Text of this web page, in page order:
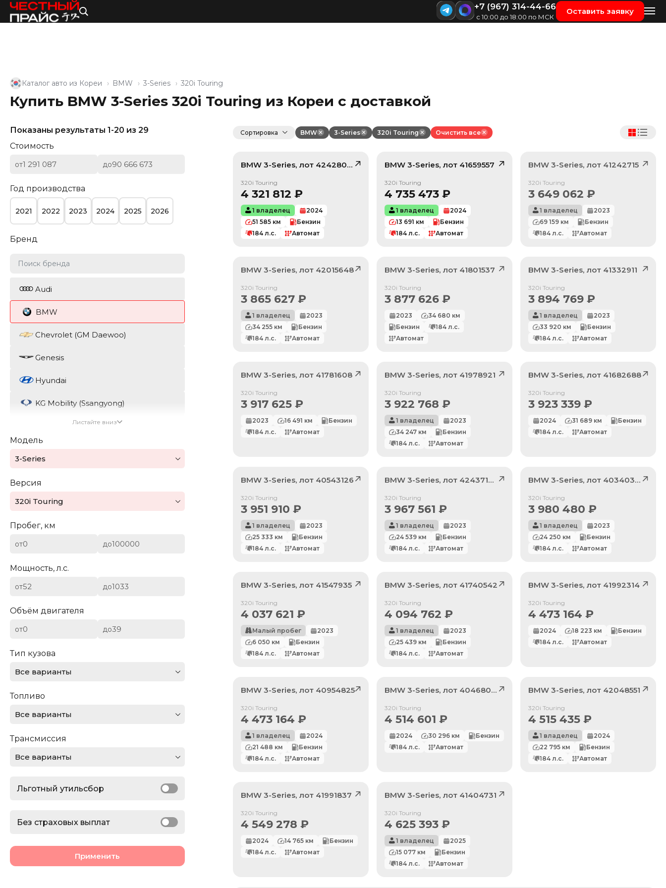
+7 (967) 314-44-66
с 10:00 до 18:00 по МСК
Оставить заявку
По умолчанию
Показаны результаты 1-20 из 29
Стоимость
от до
Год производства
2021 2022 2023 2024 2025 2026
Льготный утильсбор
Бренд
Audi
BMW
Chevrolet (GM Daewoo)
Genesis
Hyundai
KG Mobility (Ssangyong)
Chevrolet
Dodge
Ferrari
Ford
Jeep
Листайте вниз
Модель
3-Series
Версия
320i Touring
Пробег, км
от до
Мощность, л.с.
от до
Объём двигателя
от до
Тип кузова
Все варианты
Топливо
Все варианты
Трансмиссия
Все варианты
Без страховых выплат
Применить
Каталог авто из Кореи BMW 3-Series 320i Touring
Купить BMW 3-Series 320i Touring из Кореи с доставкой
Сортировка BMW 3-Series 320i Touring Очистить все
BMW 3-Series, лот 42428029/ 10
320i Touring
4 321 812 ₽
1 владелец
2024
51 585 км
Бензин
184 л.с. Автомат
BMW 3-Series, лот 41659557
/ 10
320i Touring
4 735 473₽
1 владелец
2024
13 691 км
Бензин
184л.с. Автомат
BMW 3-Series, лот 41242715
Продан
320i Touring
3 649 062 ₽
1 владелец
2023
69 159км
Бензин
184л.с. Автомат
BMW 3-Series, лот 42015648
Продан
320i Touring
3 865 627 ₽
1 владелец
2023
34 255 км
Бензин
184 л.с. Автомат
BMW 3-Series, лот 41801537
Продан
320i Touring
3 877 626₽
2023 34 680 км
Бензин
184л.с.
Автомат
BMW 3-Series, лот 41332911
Продан
320i Touring
3 894 769₽
1 владелец
2023
33 920 км
Бензин
184л.с. Автомат
BMW 3-Series, лот 41781608
Продан
320i Touring
3 917 625 ₽
2023 16 491 км
Бензин
184 л.с. Автомат
BMW 3-Series, лот 41978921
Продан
320i Touring
3 922 768 ₽
1 владелец
2023
34 247км
Бензин
184л.с. Автомат
BMW 3-Series, лот 41682688
Продан
320i Touring
3 923 339₽
2024 31 689км
Бензин
184л.с. Автомат
BMW 3-Series, лот 40543126
Продан
320i Touring
3 951 910 ₽
1 владелец
2023
25 333 км
Бензин
184 л.с. Автомат
BMW 3-Series, лот 42437104
Продан
320i Touring
3 967 561 ₽
1 владелец
2023
24 539км
Бензин
184л.с. Автомат
BMW 3-Series, лот 40340372
Продан
320i Touring
3 980 480 ₽
1 владелец
2023
24 250 км
Бензин
184л.с. Автомат
BMW 3-Series, лот 41547935
Продан
320i Touring
4 037 621 ₽
Малый пробег
2023
6 050 км
Бензин
184 л.с. Автомат
BMW 3-Series, лот 41740542
Продан
320i Touring
4 094 762 ₽
1 владелец
2023
25 439км
Бензин
184л.с. Автомат
BMW 3-Series, лот 41992314
Продан
320i Touring
4 473 164 ₽
2024 18 223 км
Бензин
184л.с. Автомат
BMW 3-Series, лот 40954825
Продан
320i Touring
4 473 164 ₽
1 владелец
2024
21 488 км
Бензин
184 л.с. Автомат
BMW 3-Series, лот 40468096
Продан
320i Touring
4 514 601 ₽
2024 30 296км
Бензин
184л.с. Автомат
BMW 3-Series, лот 42048551
Продан
320i Touring
4 515 435₽
1 владелец
2024
22 795км
Бензин
184л.с. Автомат
BMW 3-Series, лот 41991837
Продан
320i Touring
4 549 278 ₽
2024 14 765 км
Бензин
184 л.с. Автомат
BMW 3-Series, лот 41404731
Продан
320i Touring
4 625 393₽
1 владелец
2025
15 077км
Бензин
184л.с. Автомат